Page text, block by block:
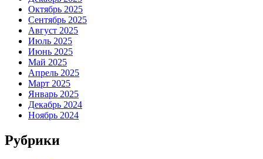
Октябрь 2025
Сентябрь 2025
Август 2025
Июль 2025
Июнь 2025
Май 2025
Апрель 2025
Март 2025
Январь 2025
Декабрь 2024
Ноябрь 2024
Рубрики